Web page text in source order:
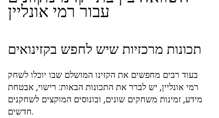
עבור רמי אונליין
תכונות מרכזיות שיש לחפש בקזינואים
בעוד רבים מחפשים את הקזינו המושלם שבו יוכלו לשחק
רמי אונליין, יש לברר את התכונות הבאות: רישוי, אבטחת
מידע, זמינות משחקים שונים, ובונוסים המוקצים לשחקנים
חדשים.